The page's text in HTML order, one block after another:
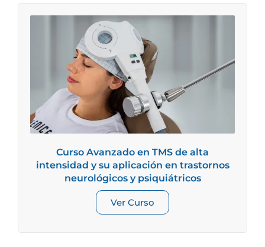
Curso Avanzado en TMS de alta
intensidad y su aplicación en trastornos
neurológicos y psiquiátricos
Ver Curso